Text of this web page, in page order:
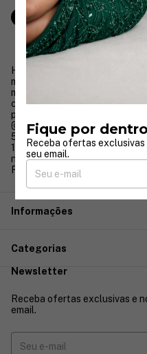
Comprar
Há mais de 30 anos, a Nayara
moda festa com vestidos que
modelagem impecável,
corpo. Nossa trajetória é
paixão pelo que fazemos.
5511978840025
11970341712
Rua José Paulino 333
Informações
Categorias
Newsletter
Receba ofertas exclusivas e
email.
Fique por
Receba ofertas
seu email.